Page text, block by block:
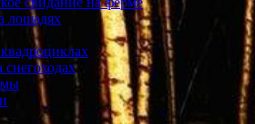
лошадях
снегоходах